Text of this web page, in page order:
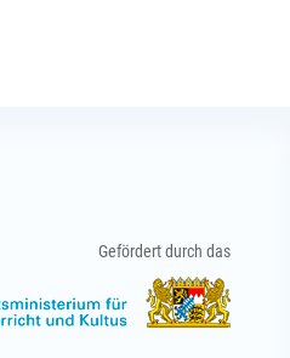
Gefördert durch das